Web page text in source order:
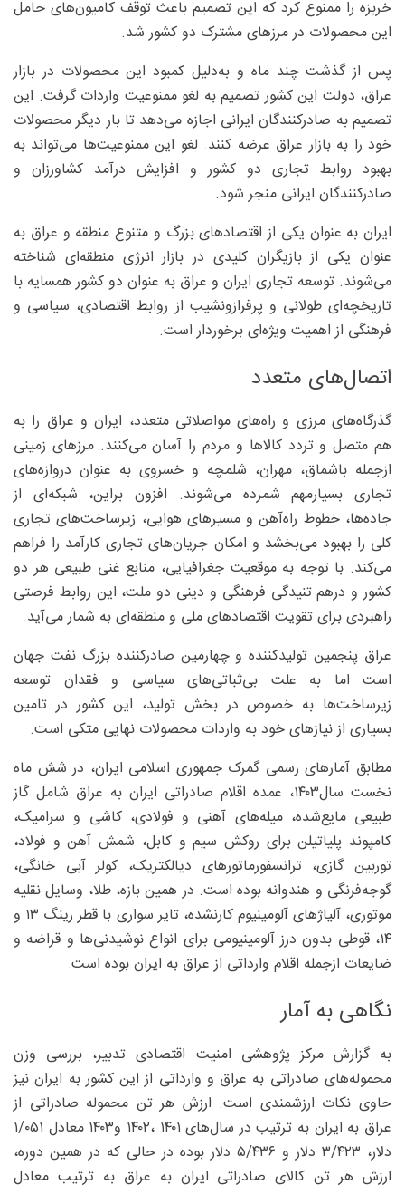
خربزه را ممنوع کرد که این تصمیم باعث توقف کامیون‌های حامل
این محصولات در مرزهای مشترک دو کشور شد.
پس از گذشت چند ماه و به‌دلیل کمبود این محصولات در بازار
عراق، دولت این کشور تصمیم به لغو ممنوعیت واردات گرفت. این
تصمیم به صادرکنندگان ایرانی اجازه می‌دهد تا بار دیگر محصولات
خود را به بازار عراق عرضه کنند. لغو این ممنوعیت‌ها می‌تواند به
بهبود روابط تجاری دو کشور و افزایش درآمد کشاورزان و
صادرکنندگان ایرانی منجر شود.
ایران به عنوان یکی از اقتصادهای بزرگ و متنوع منطقه و عراق به
عنوان یکی از بازیگران کلیدی در بازار انرژی منطقه‌ای شناخته
می‌شوند. توسعه تجاری ایران و عراق به عنوان دو کشور همسایه با
تاریخچه‌ای طولانی و پرفرازونشیب از روابط اقتصادی، سیاسی و
فرهنگی از اهمیت ویژه‌ای برخوردار است.
اتصال‌های متعدد
گذرگاه‌های مرزی و راه‌های مواصلاتی متعدد، ایران و عراق را به
هم متصل و تردد کالاها و مردم را آسان می‌کنند. مرزهای زمینی
ازجمله باشماق، مهران، شلمچه و خسروی به عنوان دروازه‌های
تجاری بسیارمهم شمرده می‌شوند. افزون براین، شبکه‌ای از
جاده‌ها، خطوط راه‌آهن و مسیرهای هوایی، زیرساخت‌های تجاری
کلی را بهبود می‌بخشد و امکان جریان‌های تجاری کارآمد را فراهم
می‌کند. با توجه به موقعیت جغرافیایی، منابع غنی طبیعی هر دو
کشور و درهم تنیدگی فرهنگی و دینی دو ملت، این روابط فرصتی
راهبردی برای تقویت اقتصادهای ملی و منطقه‌ای به شمار می‌آید.
عراق پنجمین تولیدکننده و چهارمین صادرکننده بزرگ نفت جهان
است اما به علت بی‌ثباتی‌های سیاسی و فقدان توسعه
زیرساخت‌ها به خصوص در بخش تولید، این کشور در تامین
بسیاری از نیازهای خود به واردات محصولات نهایی متکی است.
مطابق آمارهای رسمی گمرک جمهوری اسلامی ایران، در شش ماه
نخست سال۱۴۰۳، عمده اقلام صادراتی ایران به عراق شامل گاز
طبیعی مایع‌شده، میله‌های آهنی و فولادی، کاشی و سرامیک،
کامپوند پلیاتیلن برای روکش سیم و کابل، شمش آهن و فولاد،
توربین گازی، ترانسفورماتورهای دیالکتریک، کولر آبی خانگی،
گوجه‌فرنگی و هندوانه بوده است. در همین بازه، طلا، وسایل نقلیه
موتوری، آلیاژهای آلومینیوم کارنشده، تایر سواری با قطر رینگ ۱۳ و
۱۴، قوطی بدون درز آلومینیومی برای انواع نوشیدنی‌ها و قراضه و
ضایعات ازجمله اقلام وارداتی از عراق به ایران بوده است.
نگاهی به آمار
به گزارش مرکز پژوهشی امنیت اقتصادی تدبیر، بررسی وزن
محموله‌های صادراتی به عراق و وارداتی از این کشور به ایران نیز
حاوی نکات ارزشمندی است. ارزش هر تن محموله صادراتی از
عراق به ایران به ترتیب در سال‌های ۱۴۰۱ ،۱۴۰۲ و۱۴۰۳ معادل ۰۵۱/‏۱
دلار، ۴۲۳/‏۳ دلار و ۴۳۶/‏۵ دلار بوده در حالی که در همین دوره،
ارزش هر تن کالای صادراتی ایران به عراق به ترتیب معادل